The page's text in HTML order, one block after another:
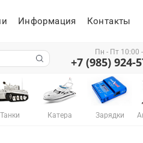
Информация Контакты
Пн - Пт 10:00
+7 (985) 924-
Танки Катера Зарядки